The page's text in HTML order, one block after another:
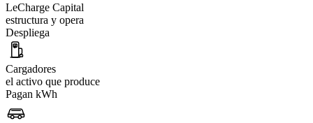
LeCharge Capital
estructura y opera
Despliega
Cargadores
el activo que produce
Pagan kWh